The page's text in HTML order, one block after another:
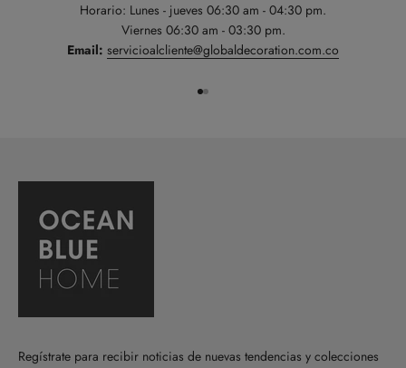
Horario: Lunes - jueves 06:30 am - 04:30 pm.
Viernes 06:30 am - 03:30 pm.
Email: servicioalcliente@globaldecoration.com.co
Regístrate para recibir noticias de nuevas tendencias y colecciones